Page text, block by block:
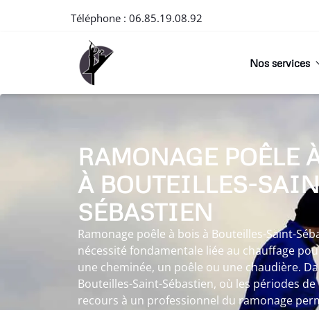
Téléphone : 06.85.19.08.92
Nos services
RAMONAGE POÊLE
À BOUTEILLES-
SÉBASTIEN
Ramonage poêle à bois à Bouteilles-Saint-
nécessité fondamentale liée au chauffage
une cheminée, un poêle ou une chaudière.
Bouteilles-Saint-Sébastien, où les périodes
recours à un professionnel du ramonage